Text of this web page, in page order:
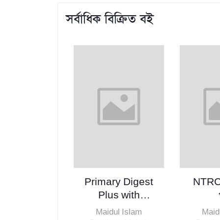
সর্বাধিক বিক্রিত বই
Primary Digest
Plus with
Matador All-
Maidul Islam